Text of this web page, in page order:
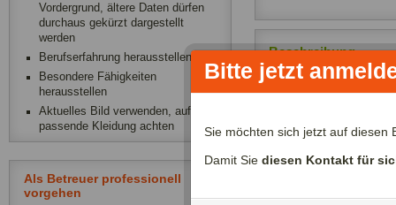
Vordergrund, ältere Daten dürfen
durchaus gekürzt dargestellt
werden
Berufserfahrung herausstellen
Besondere Fähigkeiten
herausstellen
Aktuelles Bild verwenden, auf
passende Kleidung achten
Als Betreuer professionell
vorgehen
Beschreibung
Bring und
morgens um 6.30 und
Bitte jetzt
Sie möchten sich jetzt auf diesen
Damit Sie diesen Kontakt für